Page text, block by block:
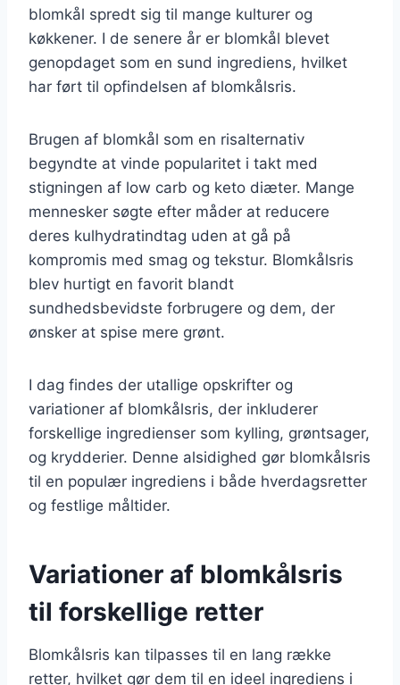
blomkål spredt sig til mange kulturer og
køkkener. I de senere år er blomkål blevet
genopdaget som en sund ingrediens, hvilket
har ført til opfindelsen af blomkålsris.
Brugen af blomkål som en risalternativ
begyndte at vinde popularitet i takt med
stigningen af low carb og keto diæter. Mange
mennesker søgte efter måder at reducere
deres kulhydratindtag uden at gå på
kompromis med smag og tekstur. Blomkålsris
blev hurtigt en favorit blandt
sundhedsbevidste forbrugere og dem, der
ønsker at spise mere grønt.
I dag findes der utallige opskrifter og
variationer af blomkålsris, der inkluderer
forskellige ingredienser som kylling, grøntsager,
og krydderier. Denne alsidighed gør blomkålsris
til en populær ingrediens i både hverdagsretter
og festlige måltider.
Variationer af blomkålsris
til forskellige retter
Blomkålsris kan tilpasses til en lang række
retter, hvilket gør dem til en ideel ingrediens i